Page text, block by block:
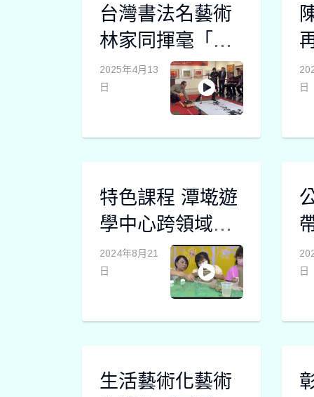
台灣書法名藝術
林家同揮毫「無
盡藏」驚豔韓國
首爾
2025年4月13
日
日
特色課程 潭墘遊
學中心跨領域創
作融入在地特色
2024年8月21
日
日
生活藝術化藝術